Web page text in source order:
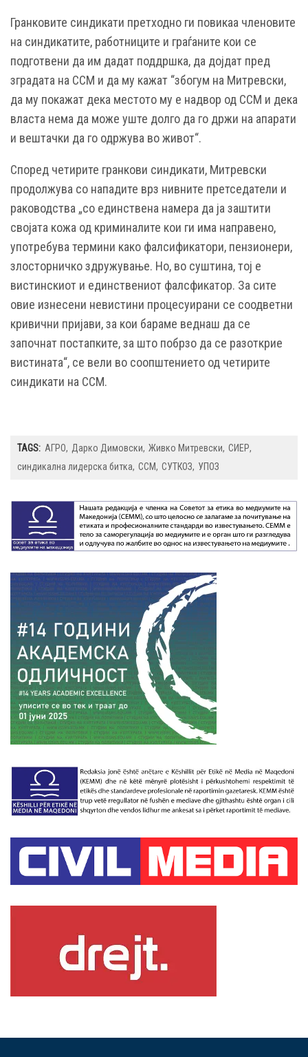
Гранковите синдикати претходно ги повикаа членовите
на синдикатите, работниците и граѓаните кои се
подготвени да им дадат поддршка, да дојдат пред
зградата на ССМ и да му кажат “збогум на Митревски,
да му покажат дека местото му е надвор од ССМ и дека
власта нема да може уште долго да го држи на апарати
и вештачки да го одржува во живот“.
Според четирите гранкови синдикати, Митревски
продолжува со нападите врз нивните претседатели и
раководства „со единствена намера да ја заштити
својата кожа од криминалите кои ги има направено,
употребува термини како фалсификатори, пензионери,
злосторничко здружување. Но, во суштина, тој е
вистинскиот и единствениот фалсфикатор. За сите
овие изнесени невистини процесуирани се соодветни
кривични пријави, за кои бараме веднаш да се
започнат постапките, за што побрзо да се разоткрие
вистината“, се вели во соопштението од четирите
синдикати на ССМ.
TAGS: АГРО Дарко Димовски Живко Митревски СИЕР
синдикална лидерска битка ССМ СУТКОЗ УПОЗ